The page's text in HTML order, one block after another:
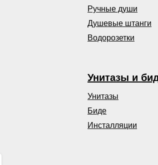
Инсталляции
Биде
Унитазы
Унитазы и
Ручные души
Душевые штанги
Водорозетки